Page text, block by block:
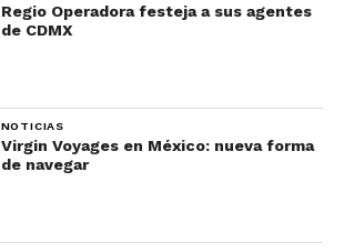
Regio Operadora festeja a sus agentes
de CDMX
NOTICIAS
Virgin Voyages en México: nueva forma
de navegar